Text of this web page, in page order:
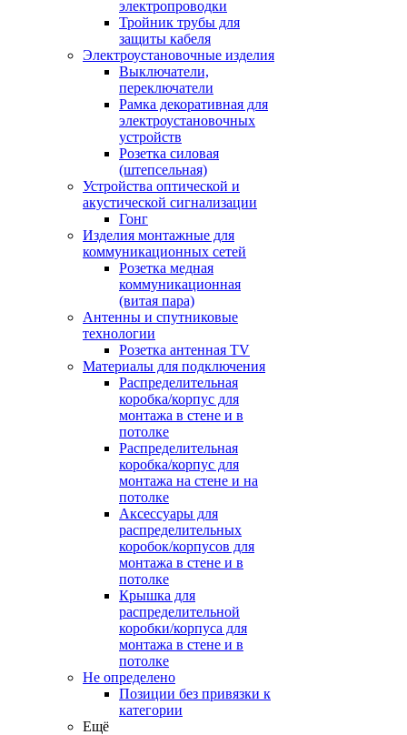
электропроводки
Тройник трубы для
защиты кабеля
Электроустановочные изделия
Выключатели,
переключатели
Рамка декоративная для
электроустановочных
устройств
Розетка силовая
(штепсельная)
Устройства оптической и
акустической сигнализации
Гонг
Изделия монтажные для
коммуникационных сетей
Розетка медная
коммуникационная
(витая пара)
Антенны и спутниковые
технологии
Розетка антенная TV
Материалы для подключения
Распределительная
коробка/корпус для
монтажа в стене и в
потолке
Распределительная
коробка/корпус для
монтажа на стене и на
потолке
Аксессуары для
распределительных
коробок/корпусов для
монтажа в стене и в
потолке
Крышка для
распределительной
коробки/корпуса для
монтажа в стене и в
потолке
Не определено
Позиции без привязки к
категории
Ещё